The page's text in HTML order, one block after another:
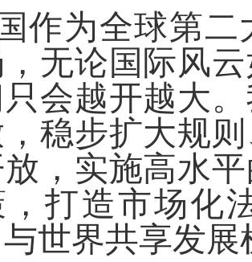
作为全球第
无论国际风
会越开越大
稳步扩大规
，实施高水
，打造市场化
世界共享发